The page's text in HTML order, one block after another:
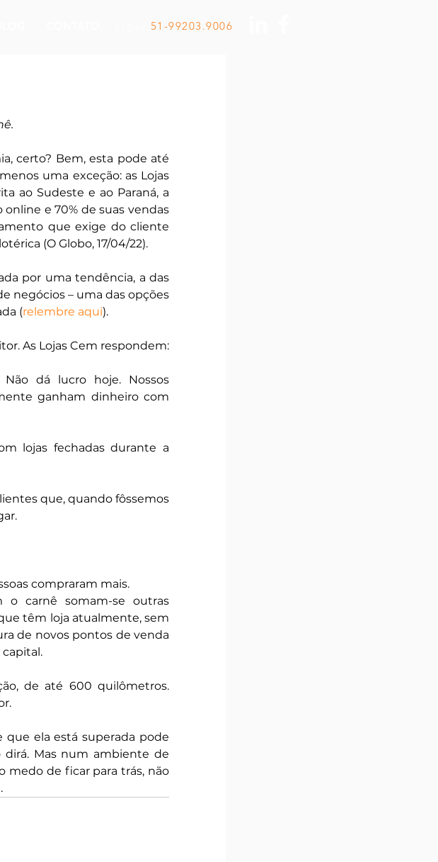
51-99203.9006
certo? Bem, esta pode até
uma exceção: as Lojas
ao Sudeste e ao Paraná, a
e 70% de suas vendas
que exige do cliente
(O Globo, 17/04/22).
por uma tendência, a das
negócios – uma das opções
(relembre aqui).
As Lojas Cem respondem:
dá lucro hoje. Nossos
ganham dinheiro com
lojas fechadas durante a
que, quando fôssemos
compraram mais.
carnê somam-se outras
têm loja atualmente, sem
de novos pontos de venda
de até 600 quilômetros.
ela está superada pode
Mas num ambiente de
medo de ficar para trás, não